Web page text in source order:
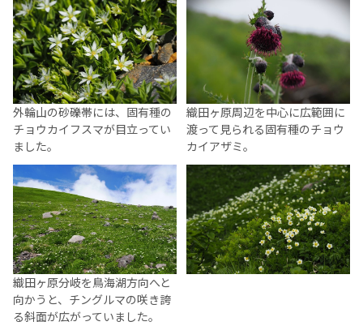
外輪山の砂礫帯には、固有種の
チョウカイフスマが目立ってい
ました。
織田ヶ原周辺を中心に広範囲に
渡って見られる固有種のチョウ
カイアザミ。
織田ヶ原分岐を鳥海湖方向へと
向かうと、チングルマの咲き誇
る斜面が広がっていました。